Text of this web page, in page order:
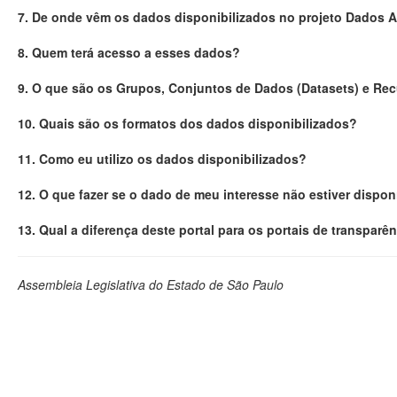
7. De onde vêm os dados disponibilizados no projeto Dados
8. Quem terá acesso a esses dados?
9. O que são os Grupos, Conjuntos de Dados (Datasets) e
10. Quais são os formatos dos dados disponibilizados?
11. Como eu utilizo os dados disponibilizados?
12. O que fazer se o dado de meu interesse não estiver
13. Qual a diferença deste portal para os portais de
Assembleia Legislativa do Estado de São Paulo